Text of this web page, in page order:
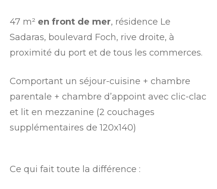
47 m² en front de mer, résidence Le
Sadaras, boulevard Foch, rive droite, à
proximité du port et de tous les commerces.
Comportant un séjour-cuisine + chambre
parentale + chambre d’appoint avec clic-clac
et lit en mezzanine (2 couchages
supplémentaires de 120x140)
Ce qui fait toute la différence :